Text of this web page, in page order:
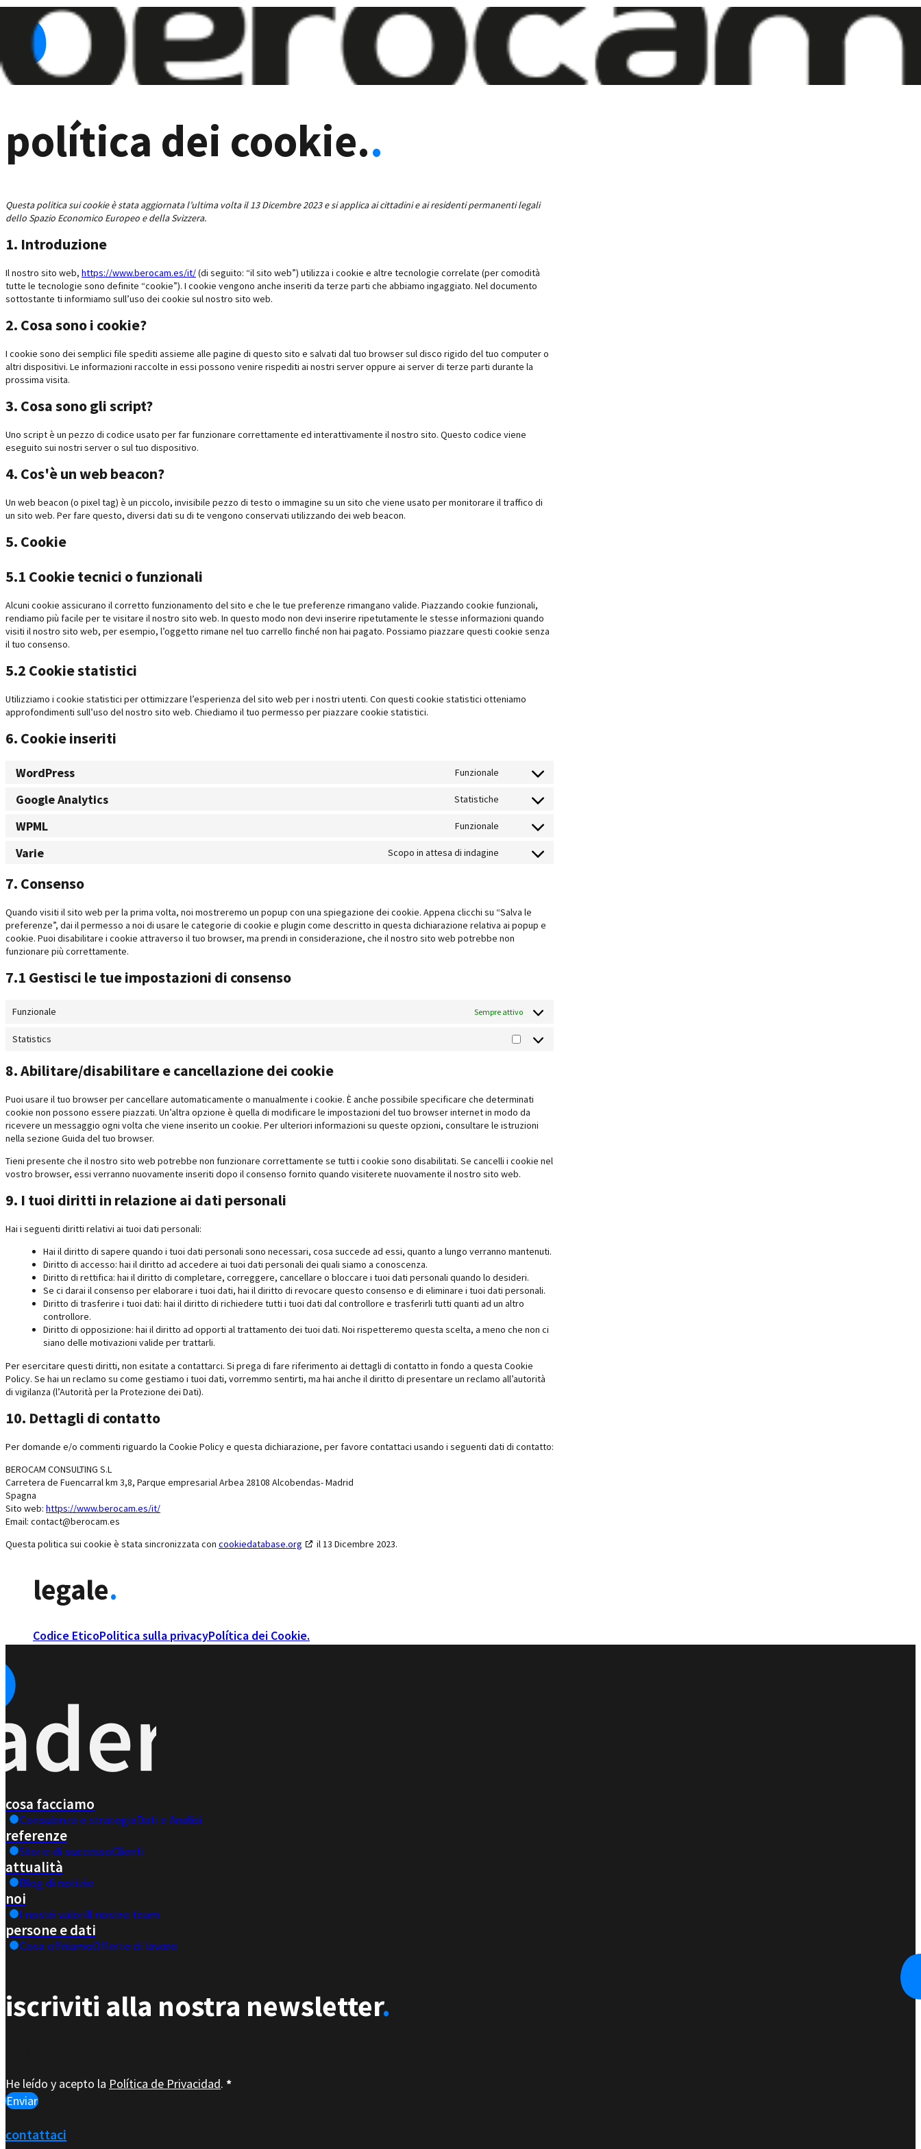
política dei cookie..
Questa politica sui cookie è stata aggiornata l’ultima volta il 13 Dicembre 2023 e si applica ai cittadini e ai residenti permanenti legali
dello Spazio Economico Europeo e della Svizzera.
1. Introduzione
Il nostro sito web, https://www.berocam.es/it/(di seguito: “il sito web”) utilizza i cookie e altre tecnologie correlate (per comodità
tutte le tecnologie sono definite “cookie”). I cookie vengono anche inseriti da terze parti che abbiamo ingaggiato. Nel documento
sottostante ti informiamo sull’uso dei cookie sul nostro sito web.
2. Cosa sono i cookie?
I cookie sono dei semplici file spediti assieme alle pagine di questo sito e salvati dal tuo browser sul disco rigido del tuo computer o
altri dispositivi. Le informazioni raccolte in essi possono venire rispediti ai nostri server oppure ai server di terze parti durante la
prossima visita.
3. Cosa sono gli script?
Uno script è un pezzo di codice usato per far funzionare correttamente ed interattivamente il nostro sito. Questo codice viene
eseguito sui nostri server o sul tuo dispositivo.
4. Cos'è un web beacon?
Un web beacon (o pixel tag) è un piccolo, invisibile pezzo di testo o immagine su un sito che viene usato per monitorare il traffico di
un sito web. Per fare questo, diversi dati su di te vengono conservati utilizzando dei web beacon.
5. Cookie
5.1 Cookie tecnici o funzionali
Alcuni cookie assicurano il corretto funzionamento del sito e che le tue preferenze rimangano valide. Piazzando cookie funzionali,
rendiamo più facile per te visitare il nostro sito web. In questo modo non devi inserire ripetutamente le stesse informazioni quando
visiti il nostro sito web, per esempio, l’oggetto rimane nel tuo carrello finché non hai pagato. Possiamo piazzare questi cookie senza
il tuo consenso.
5.2 Cookie statistici
Utilizziamo i cookie statistici per ottimizzare l’esperienza del sito web per i nostri utenti. Con questi cookie statistici otteniamo
approfondimenti sull’uso del nostro sito web. Chiediamo il tuo permesso per piazzare cookie statistici.
6. Cookie inseriti
WordPress Funzionale
Consent
wordpress
Google Analytics Statistiche
Consent
google-
WPML Funzionale
Consent
Varie Scopo in attesa di indagine
Consent
varie
7. Consenso
Quando visiti il sito web per la prima volta, noi mostreremo un popup con una spiegazione dei cookie. Appena clicchi su “Salva le
preferenze”, dai il permesso a noi di usare le categorie di cookie e plugin come descritto in questa dichiarazione relativa ai popup e
cookie. Puoi disabilitare i cookie attraverso il tuo browser, ma prendi in considerazione, che il nostro sito web potrebbe non
funzionare più correttamente.
7.1 Gestisci le tue impostazioni di consenso
Funzionale Sempre attivo
Statistics
Statistics
8. Abilitare/disabilitare e cancellazione dei cookie
Puoi usare il tuo browser per cancellare automaticamente o manualmente i cookie. È anche possibile specificare che determinati
cookie non possono essere piazzati. Un’altra opzione è quella di modificare le impostazioni del tuo browser internet in modo da
ricevere un messaggio ogni volta che viene inserito un cookie. Per ulteriori informazioni su queste opzioni, consultare le istruzioni
nella sezione Guida del tuo browser.
Tieni presente che il nostro sito web potrebbe non funzionare correttamente se tutti i cookie sono disabilitati. Se cancelli i cookie nel
vostro browser, essi verranno nuovamente inseriti dopo il consenso fornito quando visiterete nuovamente il nostro sito web.
9. I tuoi diritti in relazione ai dati personali
Hai i seguenti diritti relativi ai tuoi dati personali:
Hai il diritto di sapere quando i tuoi dati personali sono necessari, cosa succede ad essi, quanto a lungo verranno mantenuti.
Diritto di accesso: hai il diritto ad accedere ai tuoi dati personali dei quali siamo a conoscenza.
Diritto di rettifica: hai il diritto di completare, correggere, cancellare o bloccare i tuoi dati personali quando lo desideri.
Se ci darai il consenso per elaborare i tuoi dati, hai il diritto di revocare questo consenso e di eliminare i tuoi dati personali.
Diritto di trasferire i tuoi dati: hai il diritto di richiedere tutti i tuoi dati dal controllore e trasferirli tutti quanti ad un altro
controllore.
Diritto di opposizione: hai il diritto ad opporti al trattamento dei tuoi dati. Noi rispetteremo questa scelta, a meno che non ci
siano delle motivazioni valide per trattarli.
Per esercitare questi diritti, non esitate a contattarci. Si prega di fare riferimento ai dettagli di contatto in fondo a questa Cookie
Policy. Se hai un reclamo su come gestiamo i tuoi dati, vorremmo sentirti, ma hai anche il diritto di presentare un reclamo all’autorità
di vigilanza (l’Autorità per la Protezione dei Dati).
10. Dettagli di contatto
Per domande e/o commenti riguardo la Cookie Policy e questa dichiarazione, per favore contattaci usando i seguenti dati di contatto:
BEROCAM CONSULTING S.L
Carretera de Fuencarral km 3,8, Parque empresarial Arbea 28108 Alcobendas- Madrid
Spagna
Sito web: https://www.berocam.es/it/
Email: contact@berocam.es
Questa politica sui cookie è stata sincronizzata con cookiedatabase.org il 13 Dicembre 2023.
legale.
Codice EticoPolitica sulla privacyPolítica dei Cookie.
cosa facciamo
Consulenza e strategiaDati e Analisi
referenze
Storie di successoClienti
attualità
Blog di notizie
noi
I nostri valoriIl nostro team
persone e dati
Cosa offriamoOfferte di lavoro
iscriviti alla nostra newsletter.
He leído y acepto la Política de Privacidad. *
Enviar
contattaci